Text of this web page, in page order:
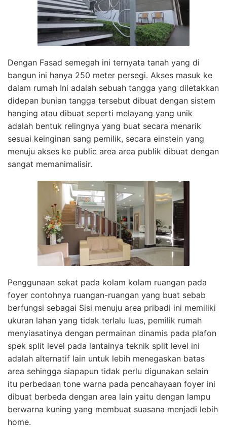
Dengan Fasad semegah ini ternyata tanah yang di
bangun ini hanya 250 meter persegi. Akses masuk ke
dalam rumah Ini adalah sebuah tangga yang diletakkan
didepan bunian tangga tersebut dibuat dengan sistem
hanging atau dibuat seperti melayang yang unik
adalah bentuk relingnya yang buat secara menarik
sesuai keinginan sang pemilik, secara einstein yang
menuju akses ke public area area publik dibuat dengan
sangat memanimalisir.
Penggunaan sekat pada kolam kolam ruangan pada
foyer contohnya ruangan-ruangan yang buat sebab
berfungsi sebagai Sisi menuju area pribadi ini memiliki
ukuran lahan yang tidak terlalu luas, pemilik rumah
menyiasatinya dengan permainan dinamis pada plafon
spek split level pada lantainya teknik split level ini
adalah alternatif lain untuk lebih menegaskan batas
area sehingga siapapun tidak perlu digunakan selain
itu perbedaan tone warna pada pencahayaan foyer ini
dibuat berbeda dengan area lain yaitu dengan lampu
berwarna kuning yang membuat suasana menjadi lebih
home.